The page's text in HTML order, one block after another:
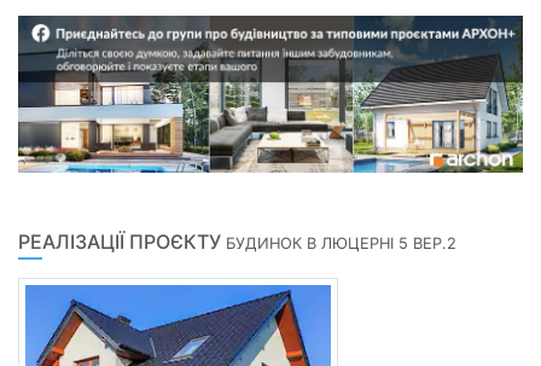
РЕАЛІЗАЦІЇ ПРОЄКТУ БУДИНОК В ЛЮЦЕРНІ 5 ВЕР.2